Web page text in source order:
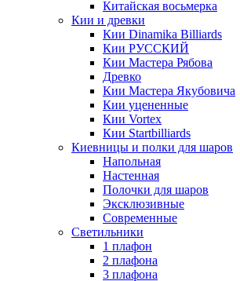
Китайская восьмерка
Кии и древки
Кии Dinamika Billiards
Кии РУССКИЙ
Кии Мастера Рябова
Древко
Кии Мастера Якубовича
Кии уцененные
Кии Vortex
Кии Startbilliards
Киевницы и полки для шаров
Напольная
Настенная
Полочки для шаров
Эксклюзивные
Современные
Светильники
1 плафон
2 плафона
3 плафона